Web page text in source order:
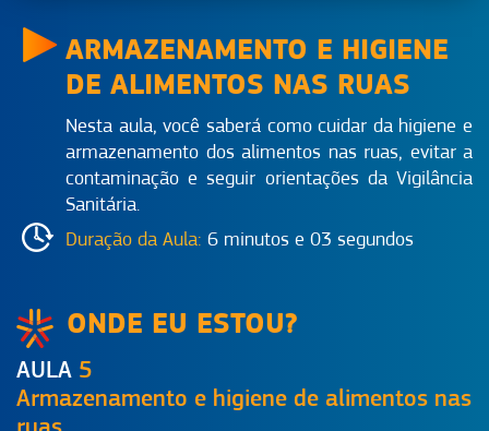
ARMAZENAMENTO E HIGIENE
DE ALIMENTOS NAS RUAS
Nesta aula, você saberá como cuidar da higiene e
armazenamento dos alimentos nas ruas, evitar a
contaminação e seguir orientações da Vigilância
Sanitária.
Duração da Aula: 6 minutos e 03 segundos
ONDE EU ESTOU?
AULA 5
Armazenamento e higiene de alimentos nas